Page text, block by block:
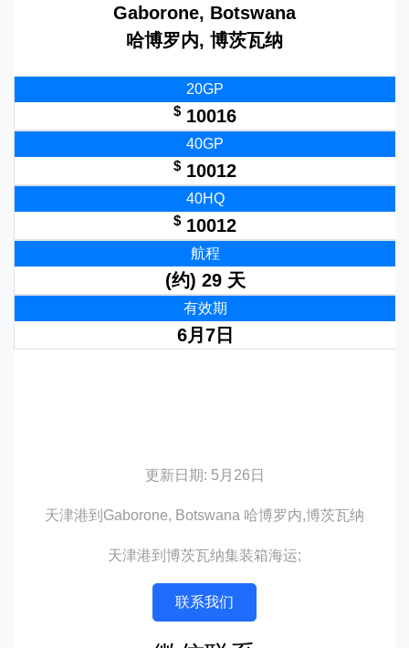
Gaborone, Botswana
哈博罗内, 博茨瓦纳
20GP
$ 10016
40GP
$ 10012
40HQ
$ 10012
航程
(约) 29 天
有效期
6月7日
更新日期: 5月26日
天津港到Gaborone, Botswana 哈博罗内,博茨瓦纳
天津港到博茨瓦纳集装箱海运;
联系我们